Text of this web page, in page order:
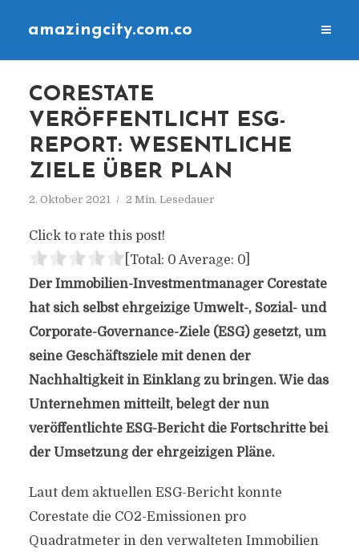
amazingcity.com.co
CORESTATE
VERÖFFENTLICHT ESG-
REPORT: WESENTLICHE
ZIELE ÜBER PLAN
2. Oktober 2021 2 Min. Lesedauer
Click to rate this post!
[Total: 0 Average: 0]
Der Immobilien-Investmentmanager Corestate
hat sich selbst ehrgeizige Umwelt-, Sozial- und
Corporate-Governance-Ziele (ESG) gesetzt, um
seine Geschäftsziele mit denen der
Nachhaltigkeit in Einklang zu bringen. Wie das
Unternehmen mitteilt, belegt der nun
veröffentlichte ESG-Bericht die Fortschritte bei
der Umsetzung der ehrgeizigen Pläne.
Laut dem aktuellen ESG-Bericht konnte
Corestate die CO2-Emissionen pro
Quadratmeter in den verwalteten Immobilien